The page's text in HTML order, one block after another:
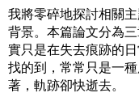
我將零碎地探討相關
背景。本篇論文分為
實只是在失去痕跡的
找的到，常常只是一
著，軌跡卻快逝去。